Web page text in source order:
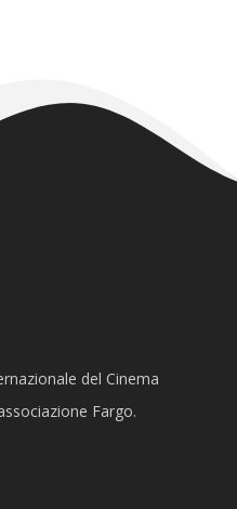
del Cinema
Fargo.